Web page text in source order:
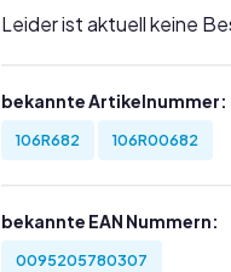
Leider ist aktuell keine
bekannte Artikelnummer:
106R682 106R00682
bekannte EAN Nummern:
0095205780307